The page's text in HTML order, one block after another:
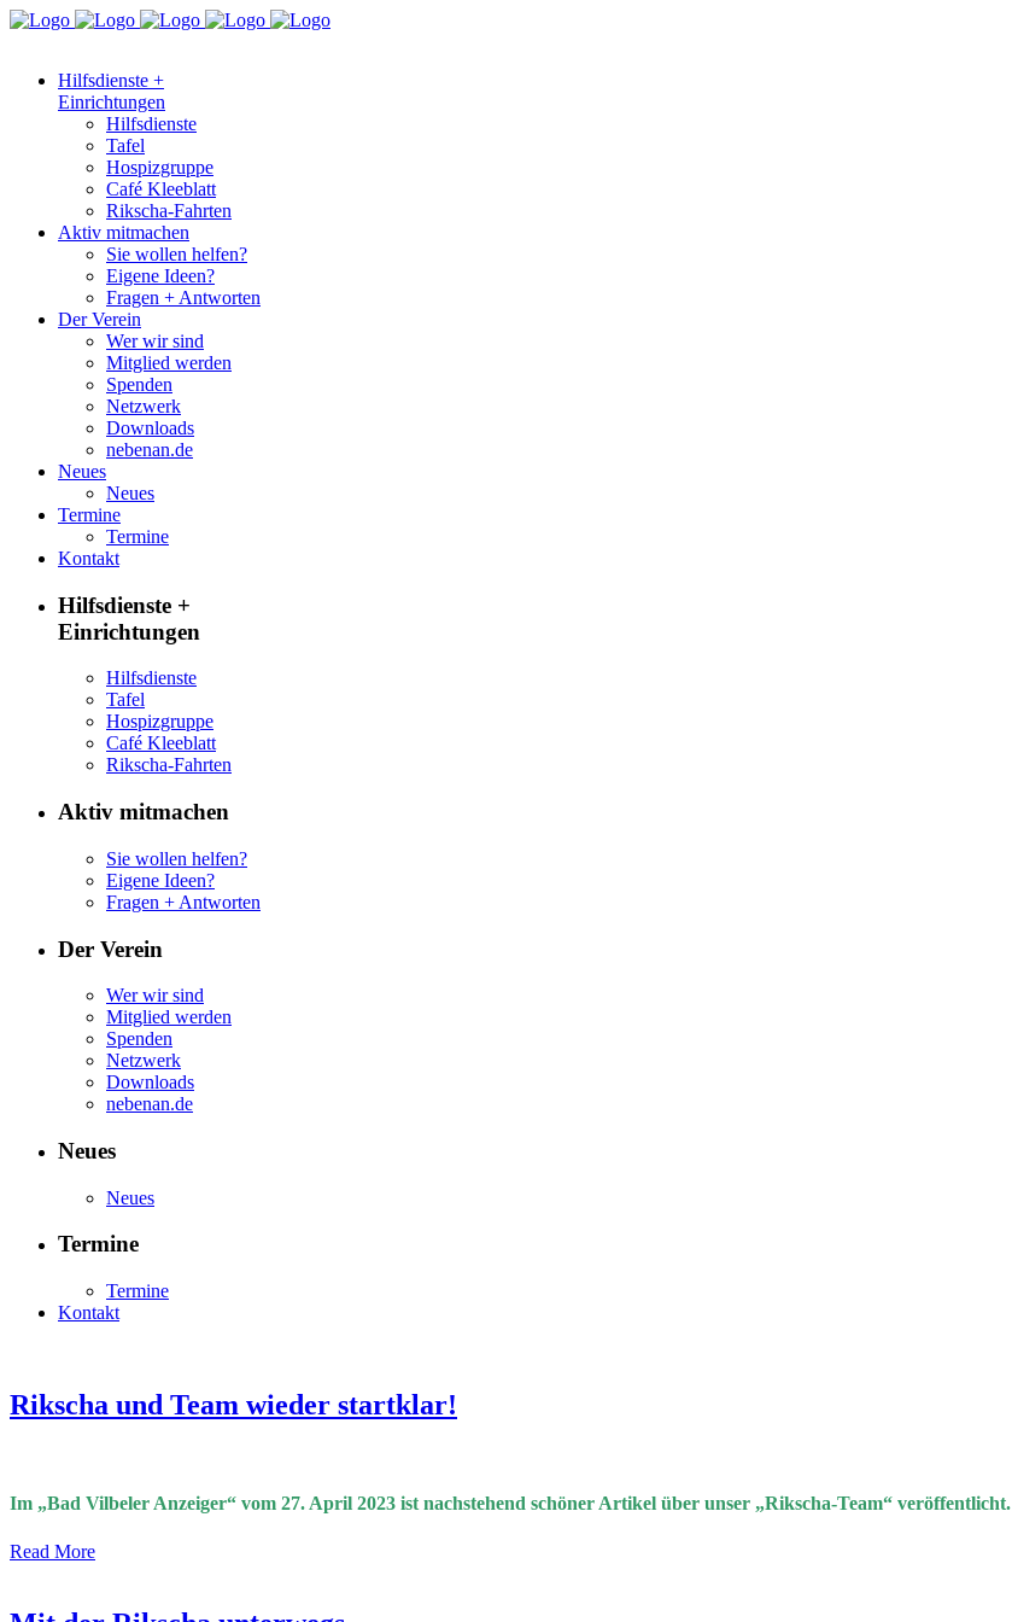
Hilfsdienste +
Einrichtungen
Hilfsdienste
Tafel
Hospizgruppe
Café Kleeblatt
Rikscha-Fahrten
Aktiv mitmachen
Sie wollen helfen?
Eigene Ideen?
Fragen + Antworten
Der Verein
Wer wir sind
Mitglied werden
Spenden
Netzwerk
Downloads
nebenan.de
Neues
Neues
Termine
Termine
Kontakt
Hilfsdienste +
Einrichtungen
Hilfsdienste
Tafel
Hospizgruppe
Café Kleeblatt
Rikscha-Fahrten
Aktiv mitmachen
Sie wollen helfen?
Eigene Ideen?
Fragen + Antworten
Der Verein
Wer wir sind
Mitglied werden
Spenden
Netzwerk
Downloads
nebenan.de
Neues
Neues
Termine
Termine
Kontakt
Rikscha und Team wieder startklar!
Im „Bad Vilbeler Anzeiger“ vom 27. April 2023 ist nachstehend schöner Artikel über unser „Rikscha-Team“ veröffentlicht.
Read More